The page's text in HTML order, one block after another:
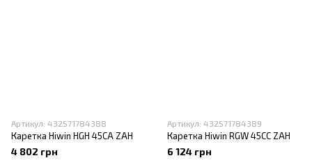
Артикул: 432571784388
Каретка Hiwin HGH 45CA ZAH
4 802 грн
Артикул: 432571784389
Каретка Hiwin RGW 45CC ZAH
6 124 грн